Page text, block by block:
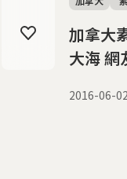
加拿大
大
2016-06-02